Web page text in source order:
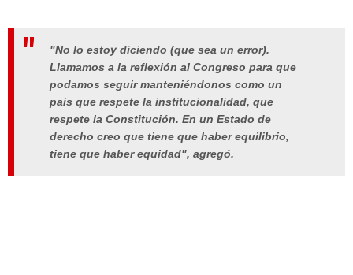
"No lo estoy diciendo (que sea un error).
Llamamos a la reflexión al Congreso para que
podamos seguir manteniéndonos como un
país que respete la institucionalidad, que
respete la Constitución. En un Estado de
derecho creo que tiene que haber equilibrio,
tiene que haber equidad", agregó.